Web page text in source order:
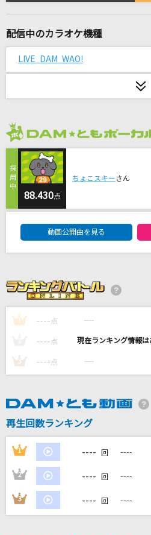
相川七瀬
back number
名前のない怪物
EGOIST
悪魔の踊り方
[プロオケ]I LOVE YOU
[生音]変幻自在のマジカル
mer Live 2014-ONENESS-
GRANRODEO
ヒカリヘ
I'm a mess
MY FIRST STORY
DAMの新曲・ラン
配信中のカラオケ機種
LIVE DAM WAO!
88.430点
ちょこスキーさん
動画公開曲を見る
1 ---- 点 ----
---- 点 ----
3 ---- 点 ----
再生回数ランキング
1 ---- 回 ----
2 ---- 回 ----
3 ---- 回 ----